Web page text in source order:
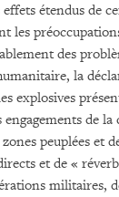
étendus de
les
des
la
explosives
de
peuplées et
et de «
militaires,